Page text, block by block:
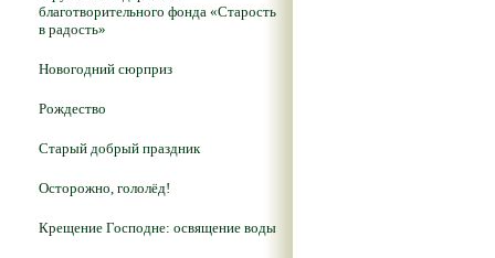
благотворительного фонда «Старость
в радость»
Новогодний сюрприз
Рождество
Старый добрый праздник
Осторожно, гололёд!
Крещение Господне: освящение воды